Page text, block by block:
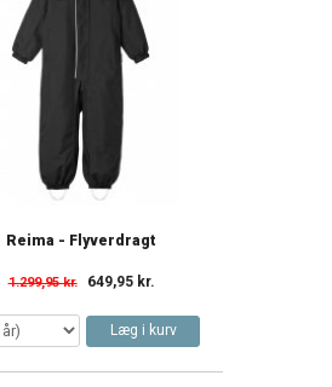
Reima - Flyverdragt
1.299,95 kr. 649,95 kr.
Læg i kurv